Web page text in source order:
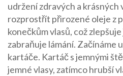
udržení zdravých a krásných
rozprostřít přirozené oleje z
konečkům vlasů, což
zabraňuje lámání. Začínáme
kartáče. Kartáč s jemnými
jemné vlasy, zatímco hrubší